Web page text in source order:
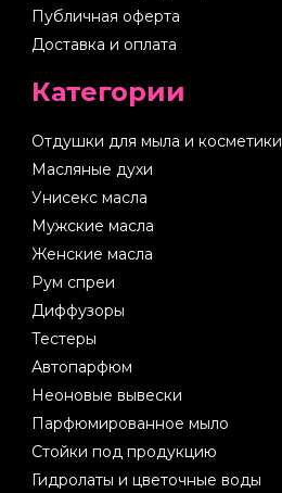
Публичная оферта
Доставка и оплата
Категории
Отдушки для мыла и косметики
Масляные духи
Унисекс масла
Мужские масла
Женские масла
Рум спреи
Диффузоры
Тестеры
Автопарфюм
Неоновые вывески
Парфюмированное мыло
Стойки под продукцию
Гидролаты и цветочные воды